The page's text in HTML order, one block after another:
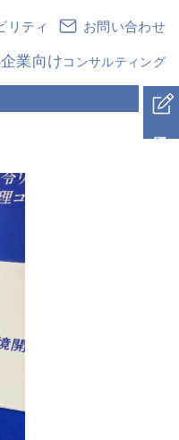
業向けコンサルティング
リティ お問い合わせ